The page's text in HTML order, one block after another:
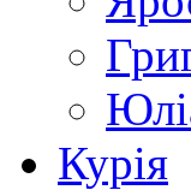
Курія